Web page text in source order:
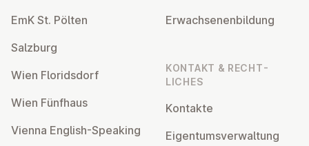
EmK St. Pölten
Salzburg
Wien Flor­idsdorf
Wien Fünfhaus
Vienna English-Speaking
Er­wach­sen­en­bildung
KONTAKT & RECHT­
LICHES
Kontakte
Ei­gentums­ver­wal­tung